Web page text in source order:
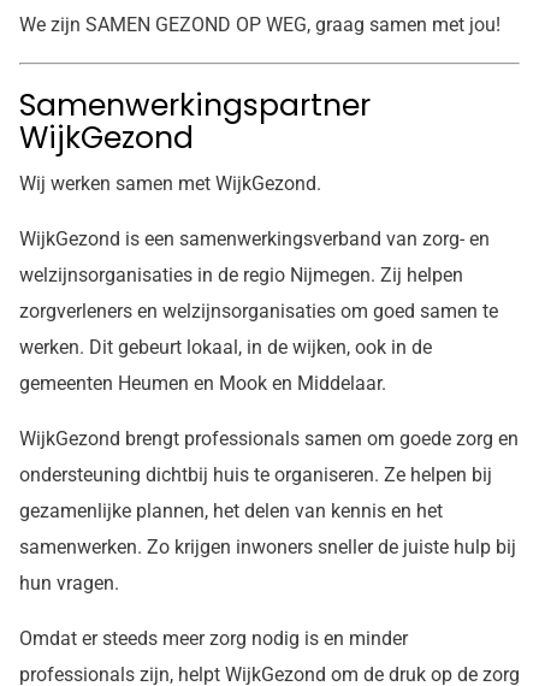
We zijn SAMEN GEZOND OP WEG, graag samen met jou!
Samenwerkingspartner
WijkGezond
Wij werken samen met WijkGezond.
WijkGezond is een samenwerkingsverband van zorg- en
welzijnsorganisaties in de regio Nijmegen. Zij helpen
zorgverleners en welzijnsorganisaties om goed samen te
werken. Dit gebeurt lokaal, in de wijken, ook in de
gemeenten Heumen en Mook en Middelaar.
WijkGezond brengt professionals samen om goede zorg en
ondersteuning dichtbij huis te organiseren. Ze helpen bij
gezamenlijke plannen, het delen van kennis en het
samenwerken. Zo krijgen inwoners sneller de juiste hulp bij
hun vragen.
Omdat er steeds meer zorg nodig is en minder
professionals zijn, helpt WijkGezond om de druk op de zorg